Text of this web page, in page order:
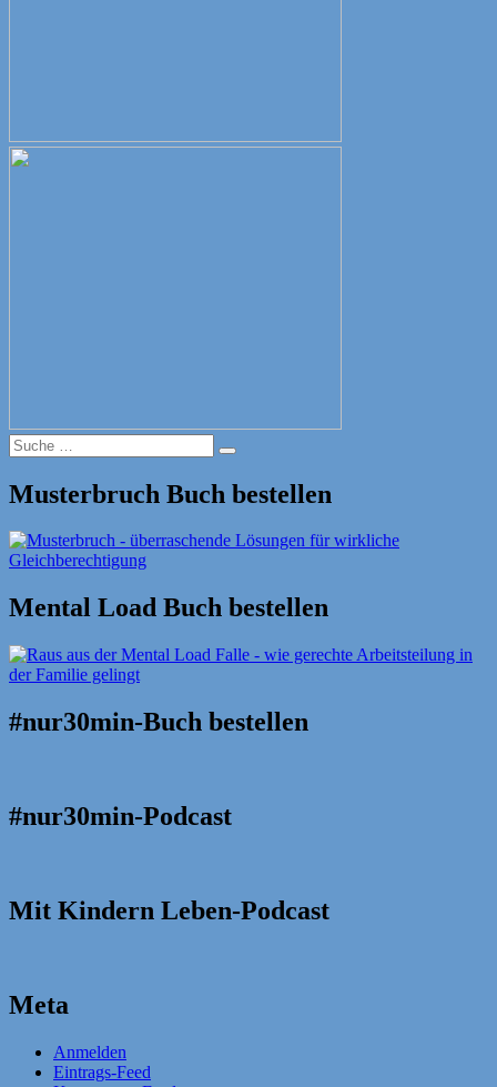
Suche
nach:
Suche
Musterbruch Buch bestellen
Mental Load Buch bestellen
#nur30min-Buch bestellen
#nur30min-Podcast
Mit Kindern Leben-Podcast
Meta
Anmelden
Eintrags-Feed